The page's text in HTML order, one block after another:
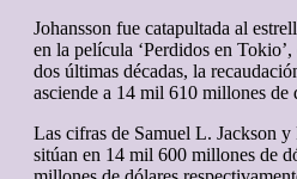
Johansson fue catapultada al
en la película ‘Perdidos en
dos últimas décadas, la
asciende a 14 mil 610 millones de
Las cifras de Samuel L. Jackson
sitúan en 14 mil 600 millones de